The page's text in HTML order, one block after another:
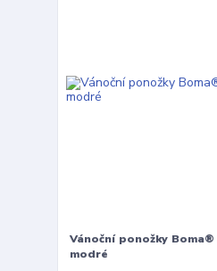
Vánoční ponožky Boma®
modré